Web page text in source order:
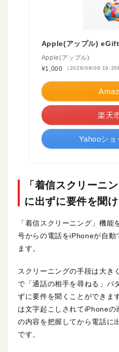
Apple(アップル)
Apple(アップル)
¥1,000
（2026/08/06 19:35
楽天
Yahooショ
「着信スクリーニ
に出ずに要件を聞け
「着信スクリーニング」機能
号からの電話をiPhoneが自動
ます。
スクリーニングの手段は大き
で「通話の相手を尋ねる」パ
ずに要件を聞くことができま
は文字起こしされてiPhoneの
の内容を把握してから電話に
です。